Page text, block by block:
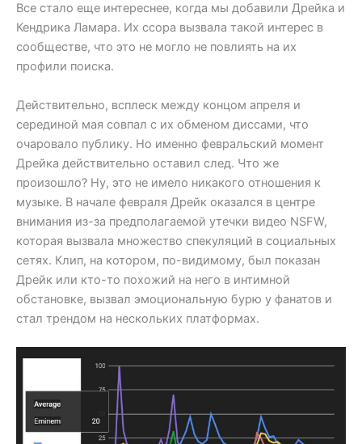
Все стало еще интереснее, когда мы добавили Дрейка и
Кендрика Ламара. Их ссора вызвала такой интерес в
сообществе, что это не могло не повлиять на их
профили поиска.
Действительно, всплеск между концом апреля и
серединой мая совпал с их обменом диссами, что
очаровало публику. Но именно февральский момент
Дрейка действительно оставил след. Что же
произошло? Ну, это не имело никакого отношения к
музыке. В начале февраля Дрейк оказался в центре
внимания из-за предполагаемой утечки видео NSFW,
которая вызвала множество спекуляций в социальных
сетях. Клип, на котором, по-видимому, был показан
Дрейк или кто-то похожий на него в интимной
обстановке, вызвал эмоциональную бурю у фанатов и
стал трендом на нескольких платформах.